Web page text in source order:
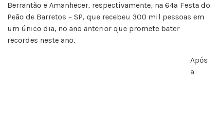
Berrantão e Amanhecer, respectivamente, na 64ª Festa do
Peão de Barretos – SP, que recebeu 300 mil pessoas em
um único dia, no ano anterior que promete bater
recordes neste ano.
Após
a